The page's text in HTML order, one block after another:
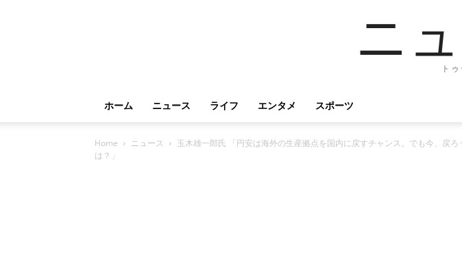
ニ
ト
ホーム ニュース ライフ エンタメ スポーツ
Home ニュース
玉木雄一郎氏 「円安は海外の生産拠点を国内に戻すチャンス。でも今、戻
は？」